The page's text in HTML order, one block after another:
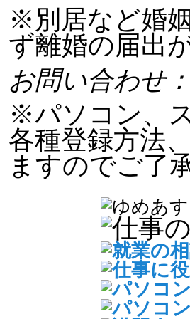
※ 別居など婚
ず離婚の届出
お問い合わせ
※パソコン、
各種登録方法
ますのでご了